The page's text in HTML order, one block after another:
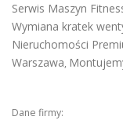
Serwis Maszyn
Wymiana kratek
Nieruchomości
Warszawa,
Dane firmy: